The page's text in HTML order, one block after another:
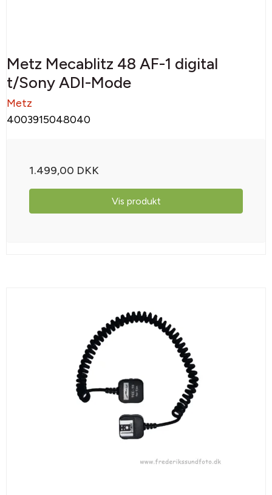
Metz Mecablitz 48 AF-1 digital
t/Sony ADI-Mode
Metz
4003915048040
1.499,00 DKK
Vis produkt